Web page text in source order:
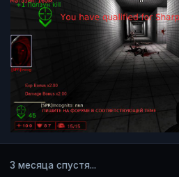
3 месяца спустя...